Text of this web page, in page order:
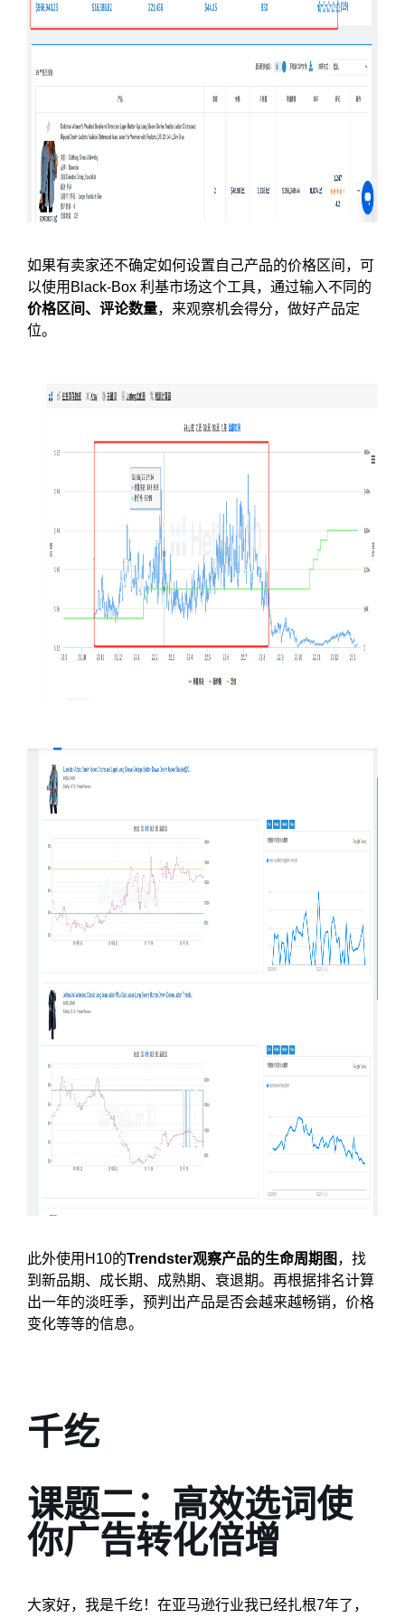
如果有卖家还不确定如何设置自己产品的价格区间，可
以使用Black-Box 利基市场这个工具，通过输入不同的
价格区间、评论数量，来观察机会得分，做好产品定
位。
此外使用H10的Trendster观察产品的生命周期图 ，找
到新品期、成长期、成熟期、衰退期。再根据排名计算
出一年的淡旺季，预判出产品是否会越来越畅销，价格
变化等等的信息。
千纥
课题二：高效选词使
你广告转化倍增
大家好，我是千纥！在亚马逊行业我已经扎根7年了，